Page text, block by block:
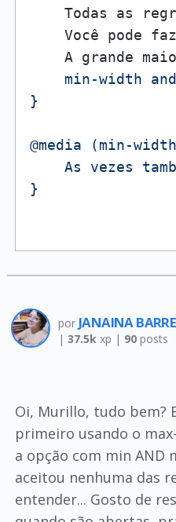
Todas as
Você pode
A grande
min-width
}
@media (min-
As vezes
por JANAINA
| 37.5kxp | 90posts
Oi, Murillo, tudo bem?
primeiro usando o
a opção com min AND
aceitou nenhuma das
entender... Gosto de